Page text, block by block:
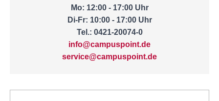
Mo: 12:00 - 17:00 Uhr
Di-Fr: 10:00 - 17:00 Uhr
Tel.: 0421-20074-0
info@campuspoint.de
service@campuspoint.de